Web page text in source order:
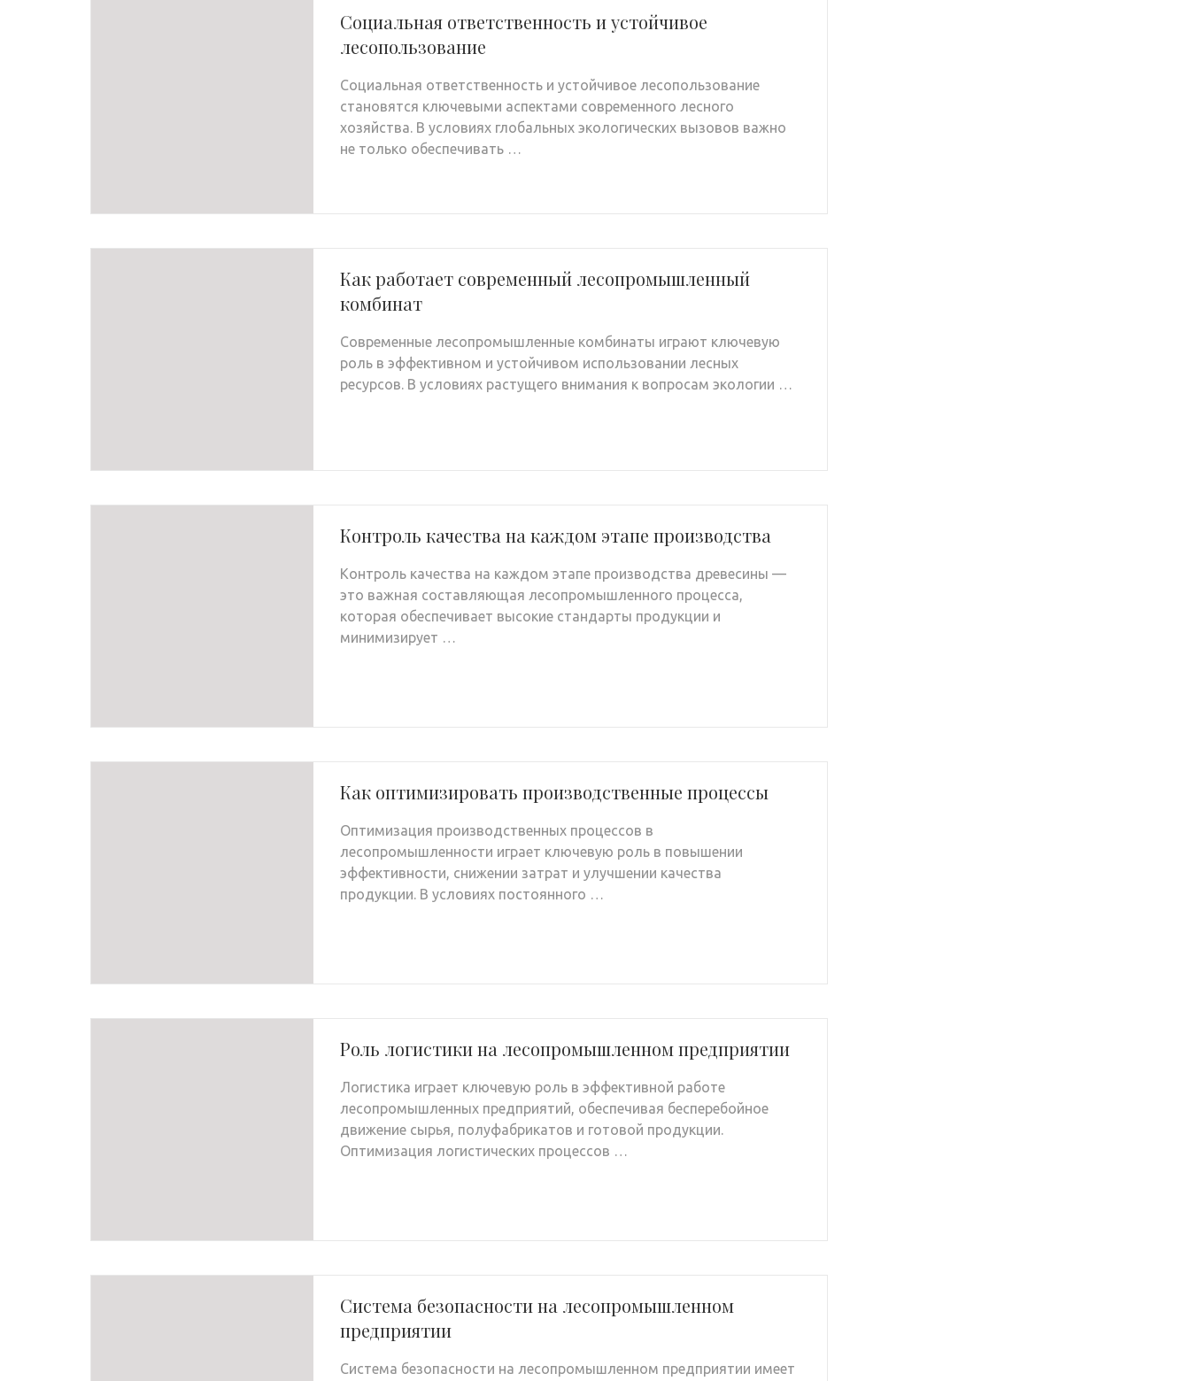
Социальная ответственность и устойчивое
лесопользование
Социальная ответственность и устойчивое лесопользование
становятся ключевыми аспектами современного лесного
хозяйства. В условиях глобальных экологических вызовов важно
не только обеспечивать …
Как работает современный лесопромышленный
комбинат
Современные лесопромышленные комбинаты играют ключевую
роль в эффективном и устойчивом использовании лесных
ресурсов. В условиях растущего внимания к вопросам экологии …
Контроль качества на каждом этапе производства
Контроль качества на каждом этапе производства древесины —
это важная составляющая лесопромышленного процесса,
которая обеспечивает высокие стандарты продукции и
минимизирует …
Как оптимизировать производственные процессы
Оптимизация производственных процессов в
лесопромышленности играет ключевую роль в повышении
эффективности, снижении затрат и улучшении качества
продукции. В условиях постоянного …
Роль логистики на лесопромышленном предприятии
Логистика играет ключевую роль в эффективной работе
лесопромышленных предприятий, обеспечивая бесперебойное
движение сырья, полуфабрикатов и готовой продукции.
Оптимизация логистических процессов …
Система безопасности на лесопромышленном
предприятии
Система безопасности на лесопромышленном предприятии имеет